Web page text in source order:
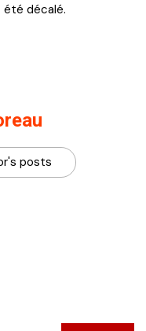
été décalé.
posts